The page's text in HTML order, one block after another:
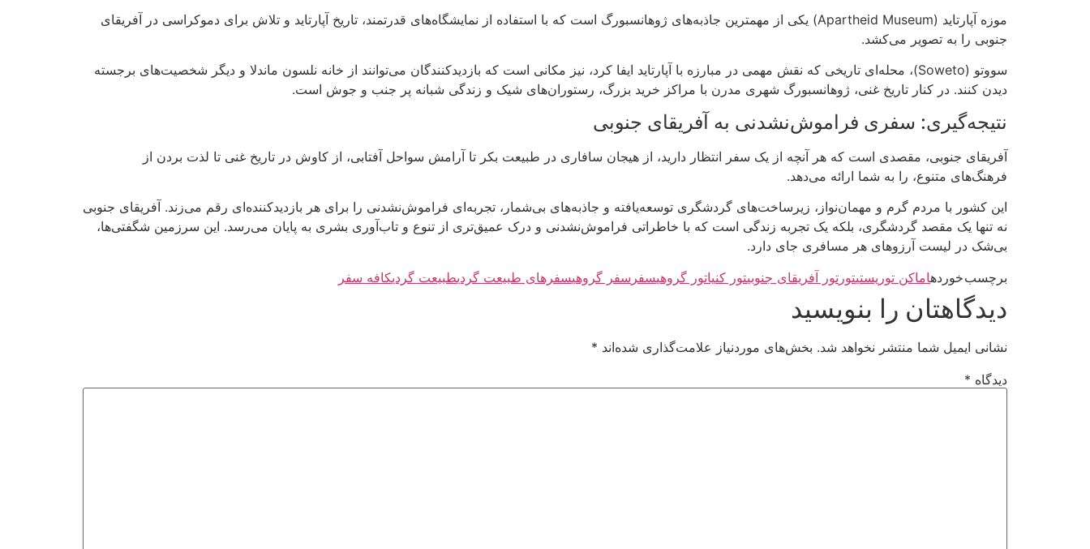
موزه آپارتاید (Apartheid Museum) یکی از مهمترین جاذبه‌های ژوهانسبورگ است که با استفاده از نمایشگاه‌های قدرتمند، تاریخ آپارتاید و تلاش برای دموکراسی در آفریقای
جنوبی را به تصویر می‌کشد.
سووتو (Soweto)، محله‌ای تاریخی که نقش مهمی در مبارزه با آپارتاید ایفا کرد، نیز مکانی است که بازدیدکنندگان می‌توانند از خانه نلسون ماندلا و دیگر شخصیت‌های برجسته
دیدن کنند. در کنار تاریخ غنی، ژوهانسبورگ شهری مدرن با مراکز خرید بزرگ، رستوران‌های شیک و زندگی شبانه پر جنب و جوش است.
نتیجه‌گیری: سفری فراموش‌نشدنی به آفریقای جنوبی
آفریقای جنوبی، مقصدی است که هر آنچه از یک سفر انتظار دارید، از هیجان سافاری در طبیعت بکر تا آرامش سواحل آفتابی، از کاوش در تاریخ غنی تا لذت بردن از
فرهنگ‌های متنوع، را به شما ارائه می‌دهد.
این کشور با مردم گرم و مهمان‌نواز، زیرساخت‌های گردشگری توسعه‌یافته و جاذبه‌های بی‌شمار، تجربه‌ای فراموش‌نشدنی را برای هر بازدیدکننده‌ای رقم می‌زند. آفریقای جنوبی
نه تنها یک مقصد گردشگری، بلکه یک تجربه زندگی است که با خاطراتی فراموش‌نشدنی و درک عمیق‌تری از تنوع و تاب‌آوری بشری به پایان می‌رسد. این سرزمین شگفتی‌ها،
بی‌شک در لیست آرزوهای هر مسافری جای دارد.
برچسب خوردهاماکن توریستیتور تور آفریقای جنوبیتور کنیاتور گروهیسفر سفر گروهیسفرهای طبیعت گردیطبیعت گردیکافه سفر
دیدگاهتان را بنویسید
نشانی ایمیل شما منتشر نخواهد شد. بخش‌های موردنیاز علامت‌گذاری شده‌اند *
دیدگاه *